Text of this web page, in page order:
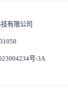
有限公司
号-3A